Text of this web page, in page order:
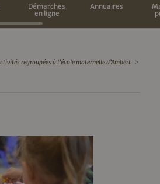
Démarches
en ligne
Annuaires
regroupées à l’école maternelle d’Ambert >